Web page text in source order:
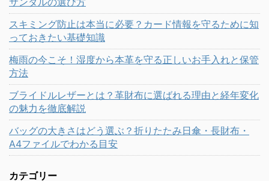
スキミング防止は本当に必要？カード情報を守るために知
っておきたい基礎知識
梅雨の今こそ！湿度から本革を守る正しいお手入れと保管
方法
ブライドルレザーとは？革財布に選ばれる理由と経年変化
の魅力を徹底解説
バッグの大きさはどう選ぶ？折りたたみ日傘・長財布・
A4ファイルでわかる目安
カテゴリー